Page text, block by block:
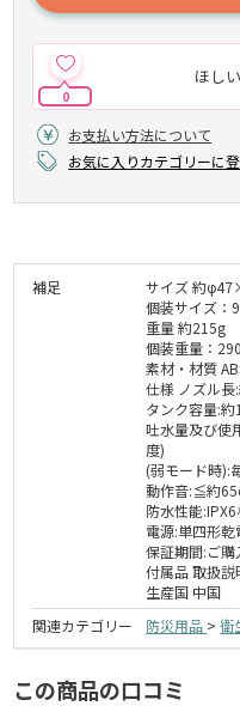
ほし
0
お支払い方法について
お気に入りカテゴリーに
補足
サイズ 約
個装サイズ
重量 約215g
個装重量：
素材・材質
仕様 ノズル
タンク容量:
吐水量及び使
度)
(弱モード時):
動作音:≦約
防水性能:IPX6
電源:単四形
保証期間:ご
付属品 取扱
生産国 中国
関連カテゴリー
防災用品 >衛
この商品の口コミ